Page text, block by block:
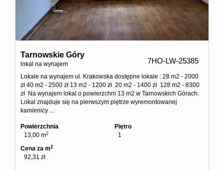
Tarnowskie Góry
lokal na wynajem 7HO-LW-25385
Lokale na wynajem ul. Krakowska dostępne lokale : 28 m2 - 2000
zł 40 m2 - 2500 zł 13 m2 - 1200 zł 20 m2 - 1400 zł 128 m2 - 8300
zł Na wynajem lokal o powierzchni 13 m2 w Tarnowskich Górach.
Lokal znajduje się na pierwszym piętrze wyremontowanej
kamienicy ...
Powierzchnia
13,00 m2
Piętro
1
Cena za m2
92,31 zł